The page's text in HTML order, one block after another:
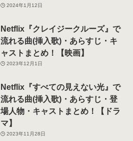
2024年1月12日
Netflix『クレイジークルーズ』で
流れる曲(挿入歌)・あらすじ・キ
ャストまとめ！【映画】
2023年12月1日
Netflix『すべての見えない光』で
流れる曲(挿入歌)・あらすじ・登
場人物・キャストまとめ！【ドラ
マ】
2023年11月28日